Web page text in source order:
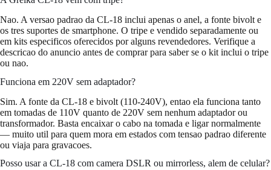
Nao. A versao padrao da CL-18 inclui apenas o anel, a fonte bivolt e
os tres suportes de smartphone. O tripe e vendido separadamente ou
em kits especificos oferecidos por alguns revendedores. Verifique a
descricao do anuncio antes de comprar para saber se o kit inclui o tripe
ou nao.
Funciona em 220V sem adaptador?
Sim. A fonte da CL-18 e bivolt (110-240V), entao ela funciona tanto
em tomadas de 110V quanto de 220V sem nenhum adaptador ou
transformador. Basta encaixar o cabo na tomada e ligar normalmente
— muito util para quem mora em estados com tensao padrao diferente
ou viaja para gravacoes.
Posso usar a CL-18 com camera DSLR ou mirrorless, alem de celular?